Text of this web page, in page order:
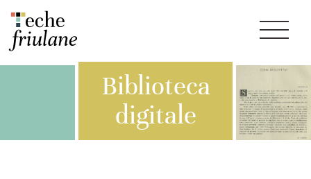
Biblioteca
digitale